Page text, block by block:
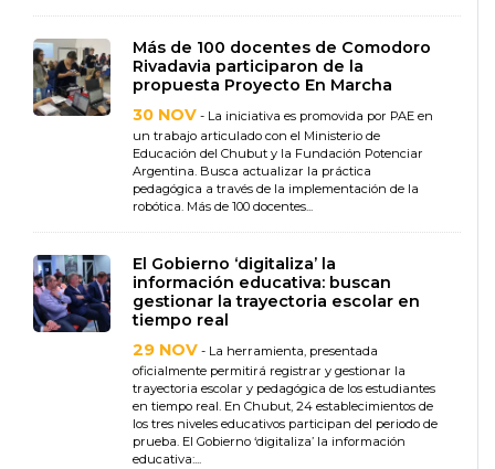
Más de 100 docentes de Comodoro
Rivadavia participaron de la
propuesta Proyecto En Marcha
30 NOV - La iniciativa es promovida por PAE en
un trabajo articulado con el Ministerio de
Educación del Chubut y la Fundación Potenciar
Argentina. Busca actualizar la práctica
pedagógica a través de la implementación de la
robótica. Más de 100 docentes...
El Gobierno ‘digitaliza’ la
información educativa: buscan
gestionar la trayectoria escolar en
tiempo real
29 NOV - La herramienta, presentada
oficialmente permitirá registrar y gestionar la
trayectoria escolar y pedagógica de los estudiantes
en tiempo real. En Chubut, 24 establecimientos de
los tres niveles educativos participan del periodo de
prueba. El Gobierno ‘digitaliza’ la información
educativa:...